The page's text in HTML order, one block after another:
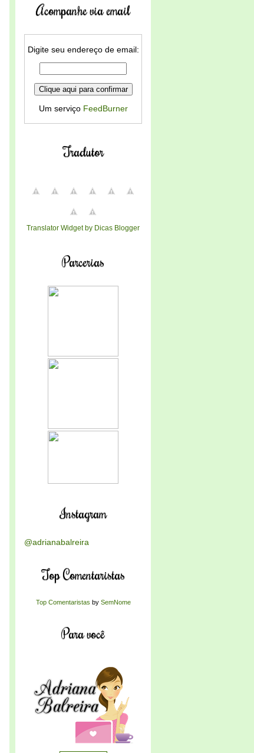
Acompanhe via email
Digite seu endereço de email:
Um serviço FeedBurner
Tradutor
Translator Widget by Dicas Blogger
Parcerias
Instagram
@adrianabalreira
Top Comentaristas
Top Comentaristas by SemNome
Para você